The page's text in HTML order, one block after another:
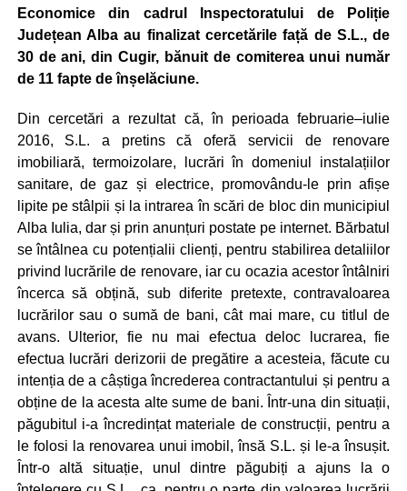
Economice din cadrul Inspectoratului de Poliție
Județean Alba au finalizat cercetările față de S.L., de
30 de ani, din Cugir, bănuit de comiterea unui număr
de 11 fapte de înșelăciune.
Din cercetări a rezultat că, în perioada februarie–iulie
2016, S.L. a pretins că oferă servicii de renovare
imobiliară, termoizolare, lucrări în domeniul instalațiilor
sanitare, de gaz și electrice, promovându-le prin afișe
lipite pe stâlpii și la intrarea în scări de bloc din municipiul
Alba Iulia, dar și prin anunțuri postate pe internet. Bărbatul
se întâlnea cu potențialii clienți, pentru stabilirea detaliilor
privind lucrările de renovare, iar cu ocazia acestor întâlniri
încerca să obțină, sub diferite pretexte, contravaloarea
lucrărilor sau o sumă de bani, cât mai mare, cu titlul de
avans. Ulterior, fie nu mai efectua deloc lucrarea, fie
efectua lucrări derizorii de pregătire a acesteia, făcute cu
intenția de a câștiga încrederea contractantului și pentru a
obține de la acesta alte sume de bani. Într-una din situații,
păgubitul i-a încredințat materiale de construcții, pentru a
le folosi la renovarea unui imobil, însă S.L. și le-a însușit.
Într-o altă situație, unul dintre păgubiți a ajuns la o